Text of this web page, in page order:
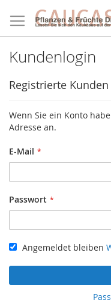
zum
Inhalt
Kundenlogin
Registrierte Kunden
Wenn Sie ein Konto
Adresse an.
E-Mail
Passwort
Angemeldet bleiben